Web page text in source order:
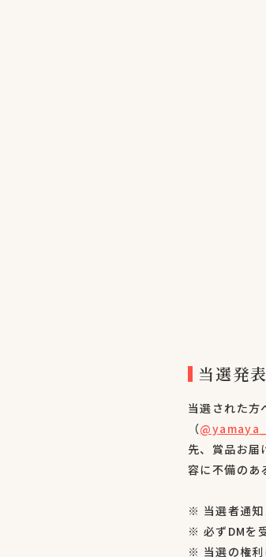
当選発表
当選された方
（
先、賞品お届
容に不備のあ
※ 当選者通知
※ 必ずDMを
※ 当選の権利